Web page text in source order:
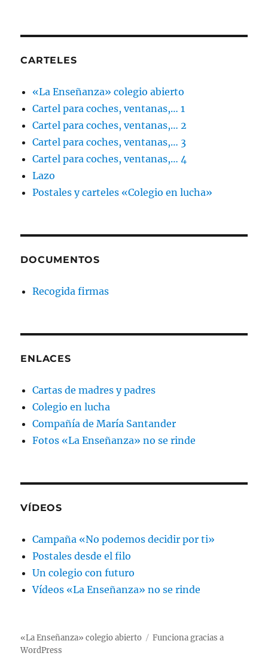
CARTELES
«La Enseñanza» colegio abierto
Cartel para coches, ventanas,… 1
Cartel para coches, ventanas,… 2
Cartel para coches, ventanas,… 3
Cartel para coches, ventanas,… 4
Lazo
Postales y carteles «Colegio en lucha»
DOCUMENTOS
Recogida firmas
ENLACES
Cartas de madres y padres
Colegio en lucha
Compañía de María Santander
Fotos «La Enseñanza» no se rinde
VÍDEOS
Campaña «No podemos decidir por ti»
Postales desde el filo
Un colegio con futuro
Vídeos «La Enseñanza» no se rinde
«La Enseñanza» colegio abierto
Funciona gracias a
WordPress